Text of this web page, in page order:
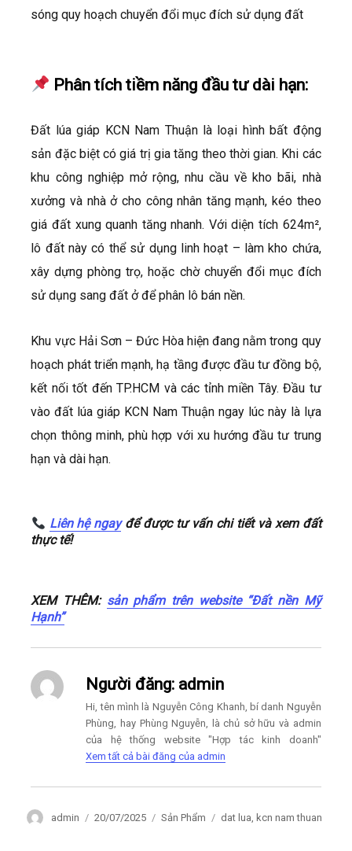
sóng quy hoạch chuyển đổi mục đích sử dụng đất
Phân tích tiềm năng đầu tư dài hạn:
Đất lúa giáp KCN Nam Thuận là loại hình bất động
sản đặc biệt có giá trị gia tăng theo thời gian. Khi các
khu công nghiệp mở rộng, nhu cầu về kho bãi, nhà
xưởng và nhà ở cho công nhân tăng mạnh, kéo theo
giá đất xung quanh tăng nhanh. Với diện tích 624m²,
lô đất này có thể sử dụng linh hoạt – làm kho chứa,
xây dựng phòng trọ, hoặc chờ chuyển đổi mục đích
sử dụng sang đất ở để phân lô bán nền.
Khu vực Hải Sơn – Đức Hòa hiện đang nằm trong quy
hoạch phát triển mạnh, hạ tầng được đầu tư đồng bộ,
kết nối tốt đến TP.HCM và các tỉnh miền Tây. Đầu tư
vào đất lúa giáp KCN Nam Thuận ngay lúc này là lựa
chọn thông minh, phù hợp với xu hướng đầu tư trung
hạn và dài hạn.
Liên hệ ngayđể được tư vấn chi tiết và xem đất
thực tế!
XEM THÊM: sản phẩm trên website “Đất nền Mỹ
Hạnh”
Người đăng: admin
Hi, tên mình là Nguyễn Công Khanh, bí danh Nguyễn
Phùng, hay Phùng Nguyễn, là chủ sở hữu và admin
của hệ thống website "Hợp tác kinh doanh"
Xem tất cả bài đăng của admin
Author
admin
Posted
20/07/2025 Categories
Sản Phẩm Tags
dat lua, kcn nam thuan